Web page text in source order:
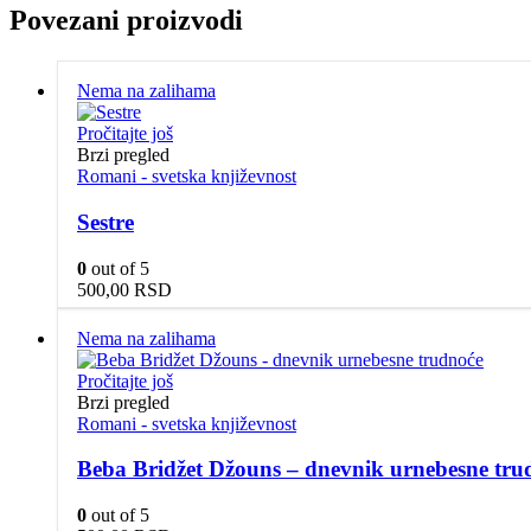
Povezani proizvodi
Nema na zalihama
Pročitajte još
Brzi pregled
Romani - svetska književnost
Sestre
0 out of 5
500,00 RSD
Nema na zalihama
Pročitajte još
Brzi pregled
Romani - svetska književnost
Beba Bridžet Džouns – dnevnik urnebesne
0 out of 5